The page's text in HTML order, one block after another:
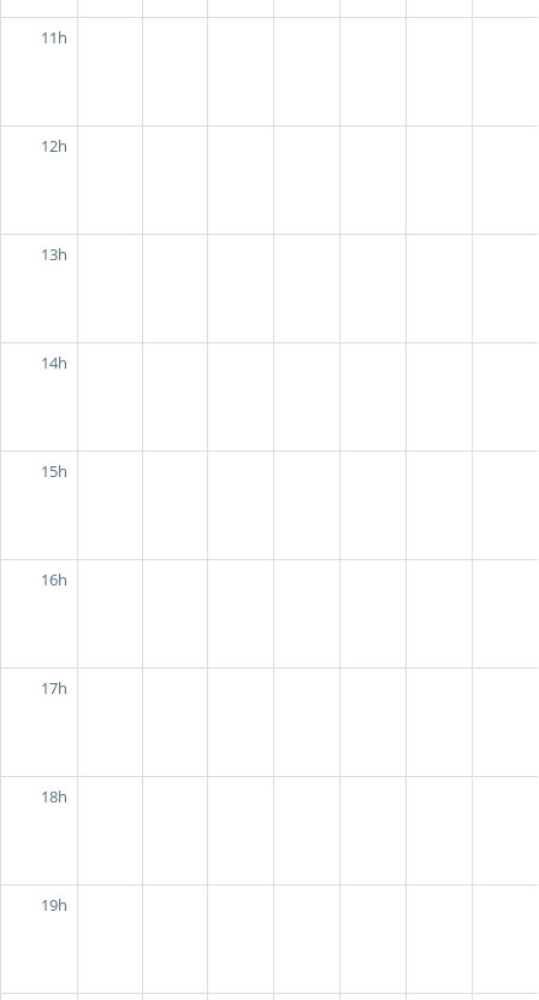
11h
12h
13h
14h
15h
16h
17h
18h
19h